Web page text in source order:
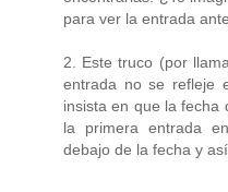
para ver la entrada
2. Este truco (por
entrada no se refleje
insista en que la fecha
la primera entrada
debajo de la fecha y